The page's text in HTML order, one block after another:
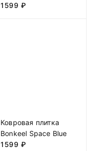
1599 ₽
Ковровая плитка
Bonkeel Space Blue
1599 ₽